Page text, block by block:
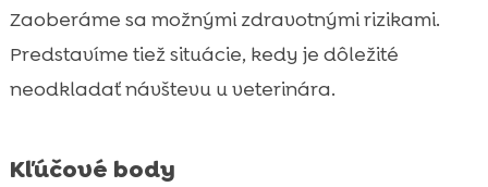
Domáce opatrenia na zlepšenie trávenia
Ako sledovať zdravotný stav vášho psa?
zdravím psa
Zaoberáme sa možnými zdravotnými rizikami.
Predstavíme tiež situácie, kedy je dôležité
neodkladať návštevu u veterinára.
Kľúčové body